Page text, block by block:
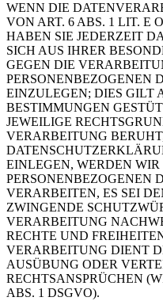
WENN DIE
VON ART. 6 ABS. 1 LIT. E
HABEN SIE JEDERZEIT
SICH AUS IHRER
GEGEN DIE
PERSONENBEZOGENEN
EINZULEGEN; DIES GILT
BESTIMMUNGEN
JEWEILIGE
VERARBEITUNG
EINLEGEN, WERDEN
PERSONENBEZOGENEN
VERARBEITEN, ES SEI
ZWINGENDE
VERARBEITUNG
RECHTE UND
VERARBEITUNG DIENT
AUSÜBUNG ODER
RECHTSANSPRÜCHEN
ABS. 1 DSGVO).